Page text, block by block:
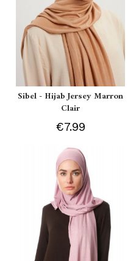
Sibel - Hijab Jersey Marron
Clair
€7.99